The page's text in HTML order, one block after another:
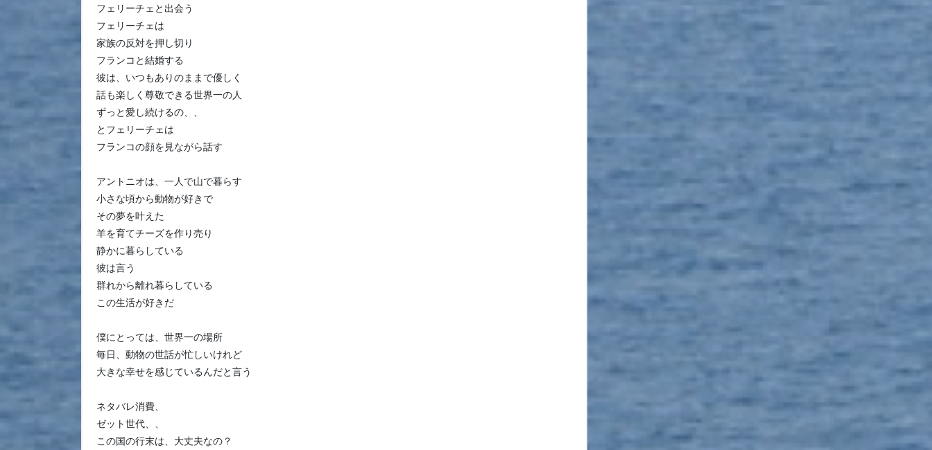
フェリーチェと出会う
フェリーチェは
家族の反対を押し切り
フランコと結婚する
彼は、いつもありのままで優しく
話も楽しく尊敬できる世界一の人
ずっと愛し続けるの、、
とフェリーチェは
フランコの顔を見ながら話す
アントニオは、一人で山で暮らす
小さな頃から動物が好きで
その夢を叶えた
羊を育てチーズを作り売り
静かに暮らしている
彼は言う
群れから離れ暮らしている
この生活が好きだ
僕にとっては、世界一の場所
毎日、動物の世話が忙しいけれど
大きな幸せを感じているんだと言う
ネタバレ消費、
ゼット世代、、
この国の行末は、大丈夫なの？